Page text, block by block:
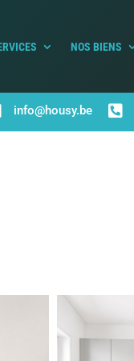
NOS BIENS
info@housy.be 